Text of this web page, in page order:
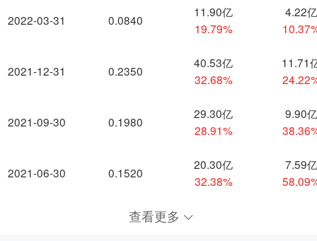
2022-03-31
2021-12-31
2021-09-30
2021-06-30
0.0840
11.90亿
19.79%
4.22亿
0.2350
40.53亿
32.68%
11.71
0.1980
29.30亿
28.91%
9.90亿
0.1520
20.30亿
32.38%
7.59亿
查看更多